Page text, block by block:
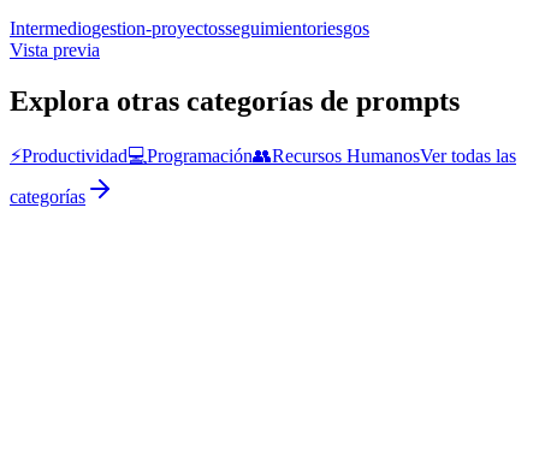
Intermediogestion-proyectosseguimientoriesgos
Vista previa
Explora otras categorías de prompts
⚡Productividad💻Programación👥Recursos HumanosVer todas las
categorías